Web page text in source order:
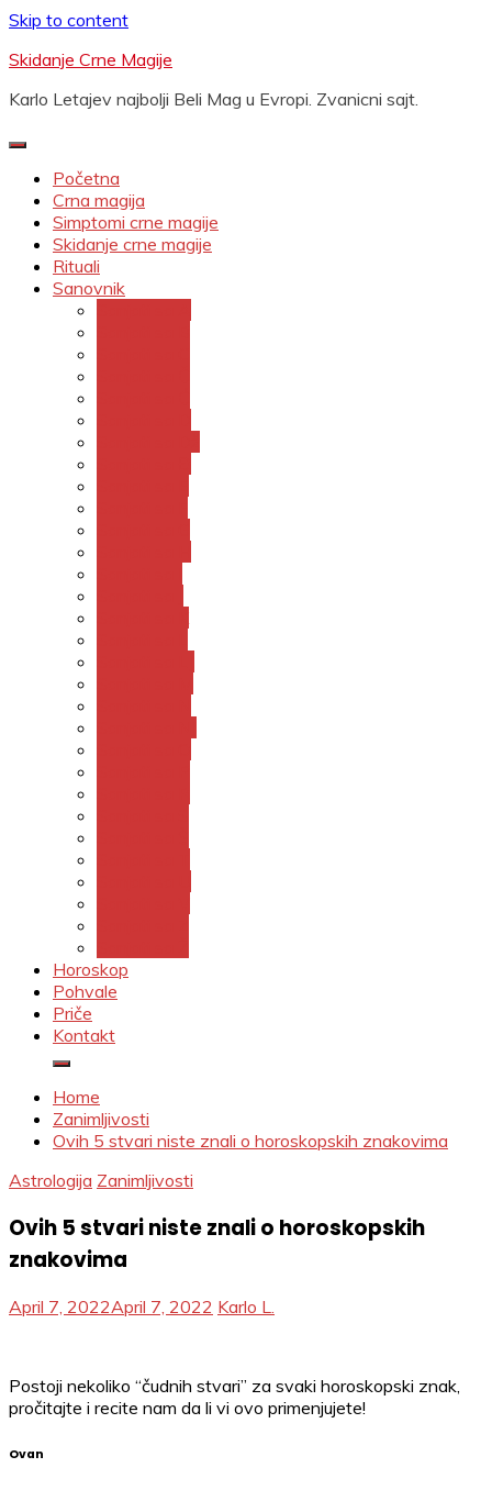
Skip to content
Skidanje Crne Magije
Karlo Letajev najbolji Beli Mag u Evropi. Zvanicni sajt.
Početna
Crna magija
Simptomi crne magije
Skidanje crne magije
Rituali
Sanovnik
Horoskop
Pohvale
Priče
Kontakt
Home
Zanimljivosti
Ovih 5 stvari niste znali o horoskopskih znakovima
Astrologija Zanimljivosti
Ovih 5 stvari niste znali o horoskopskih
znakovima
April 7, 2022April 7, 2022 Karlo L.
Postoji nekoliko “čudnih stvari” za svaki horoskopski znak,
pročitajte i recite nam da li vi ovo primenjujete!
Ovan